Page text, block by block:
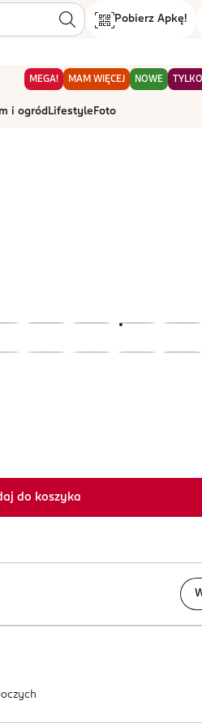
Pobierz Apkę!
MEGA! MAM WIĘCEJ NOWE
i ogród Lifestyle Foto
do koszyka